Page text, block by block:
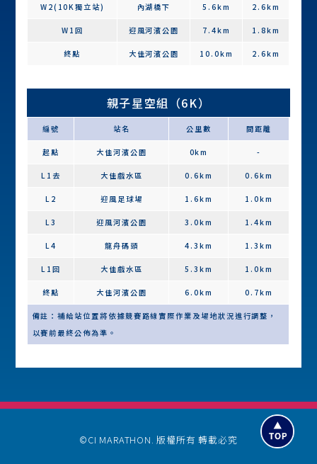
W2(10K獨立站) 內湖橋下 5.6km 2.6km
W1回 迎風河濱公園 7.4km 1.8km
終點 大佳河濱公園 10.0km 2.6km
親子星空組（6K）
編號 站名 公里數 間距離
起點 大佳河濱公園 0km -
L1去 大佳戲水區 0.6km 0.6km
L2 迎風足球場 1.6km 1.0km
L3 迎風河濱公園 3.0km 1.4km
L4 龍舟碼頭 4.3km 1.3km
L1回 大佳戲水區 5.3km 1.0km
終點 大佳河濱公園 6.0km 0.7km
備註：補給站位置將依據競賽路線實際作業及場地狀況進行調整，
以賽前最終公佈為準。
©CI MARATHON. 版權所有 轉載必究